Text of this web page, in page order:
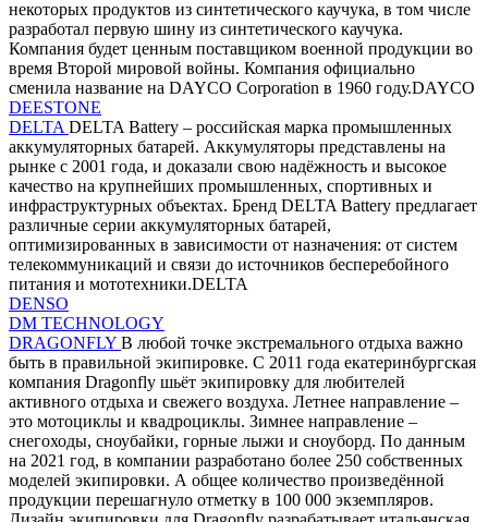
некоторых продуктов из синтетического каучука, в том числе
разработал первую шину из синтетического каучука.
Компания будет ценным поставщиком военной продукции во
время Второй мировой войны. Компания официально
сменила название на DAYCO Corporation в 1960 году.DAYCO
DEESTONE
DELTA DELTA Battery – российская марка промышленных
аккумуляторных батарей. Аккумуляторы представлены на
рынке с 2001 года, и доказали свою надёжность и высокое
качество на крупнейших промышленных, спортивных и
инфраструктурных объектах. Бренд DELTA Battery предлагает
различные серии аккумуляторных батарей,
оптимизированных в зависимости от назначения: от систем
телекоммуникаций и связи до источников бесперебойного
питания и мототехники.DELTA
DENSO
DM TECHNOLOGY
DRAGONFLY В любой точке экстремального отдыха важно
быть в правильной экипировке. С 2011 года екатеринбургская
компания Dragonfly шьёт экипировку для любителей
активного отдыха и свежего воздуха. Летнее направление –
это мотоциклы и квадроциклы. Зимнее направление –
снегоходы, сноубайки, горные лыжи и сноуборд. По данным
на 2021 год, в компании разработано более 250 собственных
моделей экипировки. А общее количество произведённой
продукции перешагнуло отметку в 100 000 экземпляров.